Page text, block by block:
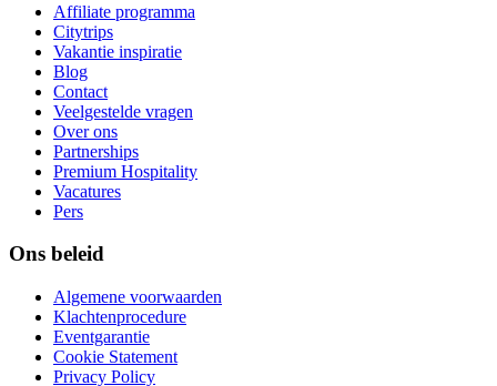
Affiliate programma
Citytrips
Vakantie inspiratie
Blog
Contact
Veelgestelde vragen
Over ons
Partnerships
Premium Hospitality
Vacatures
Pers
Ons beleid
Algemene voorwaarden
Klachtenprocedure
Eventgarantie
Cookie Statement
Privacy Policy